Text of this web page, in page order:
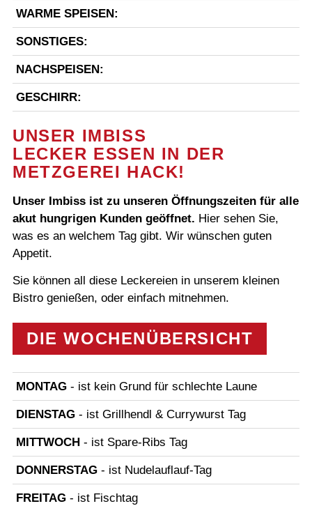
WARME SPEISEN:
SONSTIGES:
NACHSPEISEN:
GESCHIRR:
UNSER IMBISS
LECKER ESSEN IN DER
METZGEREI HACK!
Unser Imbiss ist zu unseren Öffnungszeiten für alle
akut hungrigen Kunden geöffnet. Hier sehen Sie,
was es an welchem Tag gibt. Wir wünschen guten
Appetit.
Sie können all diese Leckereien in unserem kleinen
Bistro genießen, oder einfach mitnehmen.
DIE WOCHENÜBERSICHT
MONTAG- ist kein Grund für schlechte Laune
DIENSTAG- ist Grillhendl & Currywurst Tag
MITTWOCH - ist Spare-Ribs Tag
DONNERSTAG- ist Nudelauflauf-Tag
FREITAG- ist Fischtag